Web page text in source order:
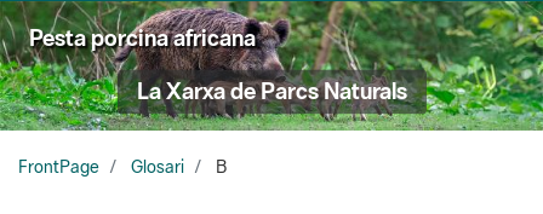
Pesta porcina africana
La Xarxa de Parcs Naturals
FrontPage Glosari B